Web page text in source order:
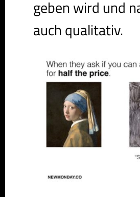
geben wird und
auch qualitativ.